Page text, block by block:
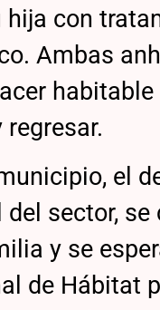
hija con
Ambas
habitable
el
sector, se
y se
de Hábitat